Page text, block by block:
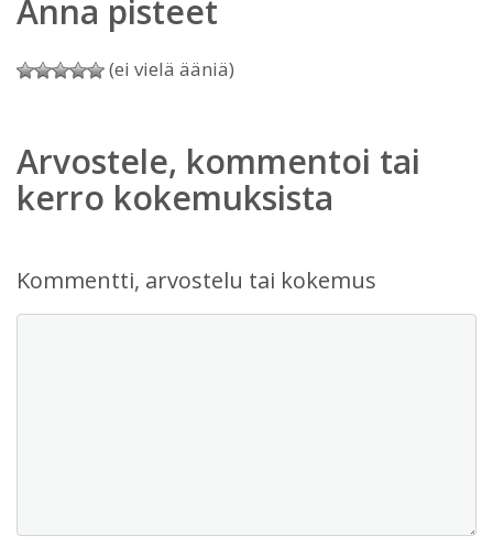
Anna pisteet
(ei vielä ääniä)
Arvostele, kommentoi tai
kerro kokemuksista
Kommentti, arvostelu tai kokemus